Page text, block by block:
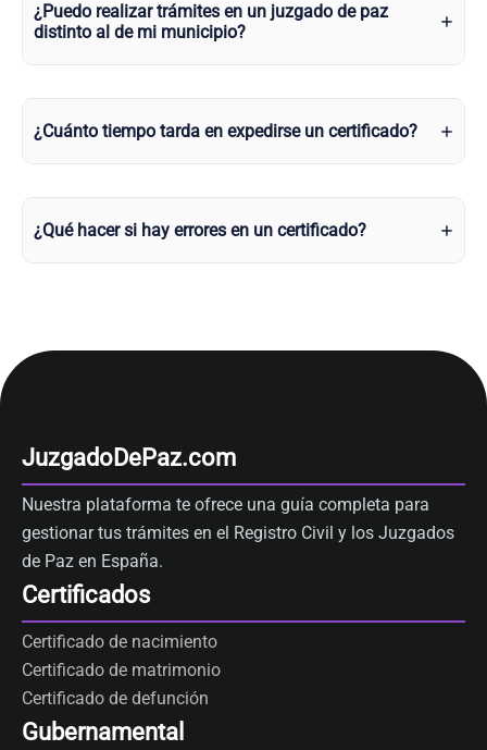
¿Puedo realizar trámites en un juzgado de paz
distinto al de mi municipio?
¿Cuánto tiempo tarda en expedirse un certificado?
¿Qué hacer si hay errores en un certificado?
JuzgadoDePaz.com
Nuestra plataforma te ofrece una guía completa para
gestionar tus trámites en el Registro Civil y los Juzgados
de Paz en España.
Certificados
Certificado de nacimiento
Certificado de matrimonio
Certificado de defunción
Gubernamental